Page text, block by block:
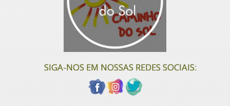
SIGA-NOS EM NOSSAS REDES SOCIAIS: